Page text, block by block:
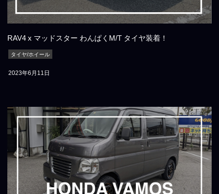
RAV4 x マッドスター わんぱくM/T タイヤ装着！
タイヤ/ホイール
2023年6月11日